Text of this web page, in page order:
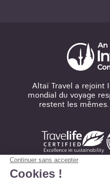
Altaï Travel a rejoint
mondial du voyage
restent les mêmes.